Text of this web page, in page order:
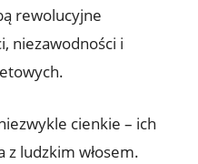
rewolucyjne
niezawodności i
cienkie – ich
ludzkim włosem.